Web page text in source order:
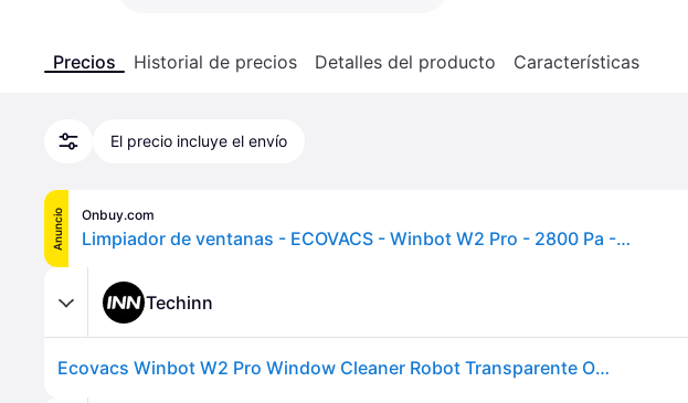
Precios Historial de precios Detalles del producto Características
El precio incluye el envío
Anuncio Onbuy.com
Limpiador de ventanas - ECOVACS - Winbot W2 Pro - 2800 Pa - 60 ml - 7 modos adaptativos
Techinn
Ecovacs Winbot W2 Pro Window Cleaner Robot Transparente One Size / EU Plug 220V